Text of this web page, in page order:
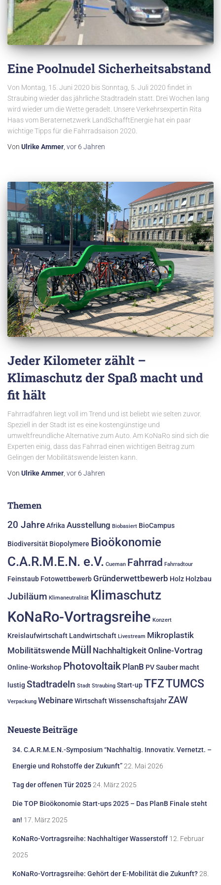
Eine Poolnudel Sicherheitsabstand
Von Montag, 15. Juni 2020 bis Sonntag, 5. Juli 2020 findet in
Straubing wieder das jährliche Stadtradeln statt. Drei Wochen lang
wird wieder um die Wette geradelt. Unsere Verkehrsexpertin Rita
Haas vom Beraternetzwerk LandSchafftEnergie hat ein paar
wichtige Tipps für die Fahrradsaison 2020.
Von Ulrike Ammer, vor 6 Jahren
Jeder Kilometer zählt –
Klimaschutz der Spaß macht und
fit hält
Fahrradfahren liegt voll im Trend und ist beliebt wie selten zuvor.
Speziell in der Stadt ist es eine kostengünstige und
umweltfreundliche Alternative zum Auto. Am KoNaRo sind sich die
Experten einig, dass das Fahrrad einen wichtigen Beitrag zum
Gelingen der Mobilitätswende leisten kann.
Von Ulrike Ammer vor 6 Jahren
Themen
20 JahreAfrika Ausstellung Biobasiert BioCampus
Biodiversität Biopolymere Bioökonomie
C.A.R.M.E.N. e.V. Cueman Fahrrad Fahrradtour
Feinstaub Fotowettbewerb Gründerwettbewerb Holz Holzbau
Jubiläum Klimaneutralität Klimaschutz
KoNaRo-Vortragsreihe Konzert
Kreislaufwirtschaft Landwirtschaft Livestream Mikroplastik
Mobilitätswende Müll NachhaltigkeitOnline-Vortrag
Online-Workshop Photovoltaik PlanB PVSauber macht
lustig Stadtradeln Stadt Straubing Start-upTFZTUMCS
Verpackung WebinareWirtschaftWissenschaftsjahrZAW
Neueste Beiträge
34. C.A.R.M.E.N.-Symposium “Nachhaltig. Innovativ. Vernetzt. –
Energie und Rohstoffe der Zukunft”22. Mai 2026
Tag der offenen Tür 202524. März 2025
Die TOP Bioökonomie Start-ups 2025 – Das PlanB Finale steht
an! 17. März 2025
KoNaRo-Vortragsreihe: Nachhaltiger Wasserstoff 12. Februar
2025
KoNaRo-Vortragsreihe: Gehört der E-Mobilität die Zukunft?28.